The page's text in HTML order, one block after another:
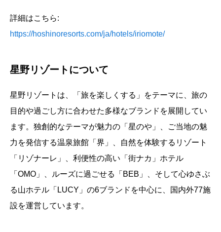
詳細はこちら:
https://hoshinoresorts.com/ja/hotels/iriomote/
星野リゾートについて
星野リゾートは、「旅を楽しくする」をテーマに、旅の
目的や過ごし方に合わせた多様なブランドを展開してい
ます。独創的なテーマが魅力の「星のや」、ご当地の魅
力を発信する温泉旅館「界」、自然を体験するリゾート
「リゾナーレ」、利便性の高い「街ナカ」ホテル
「OMO」、ルーズに過ごせる「BEB」、そして心ゆさぶ
る山ホテル「LUCY」の6ブランドを中心に、国内外77施
設を運営しています。